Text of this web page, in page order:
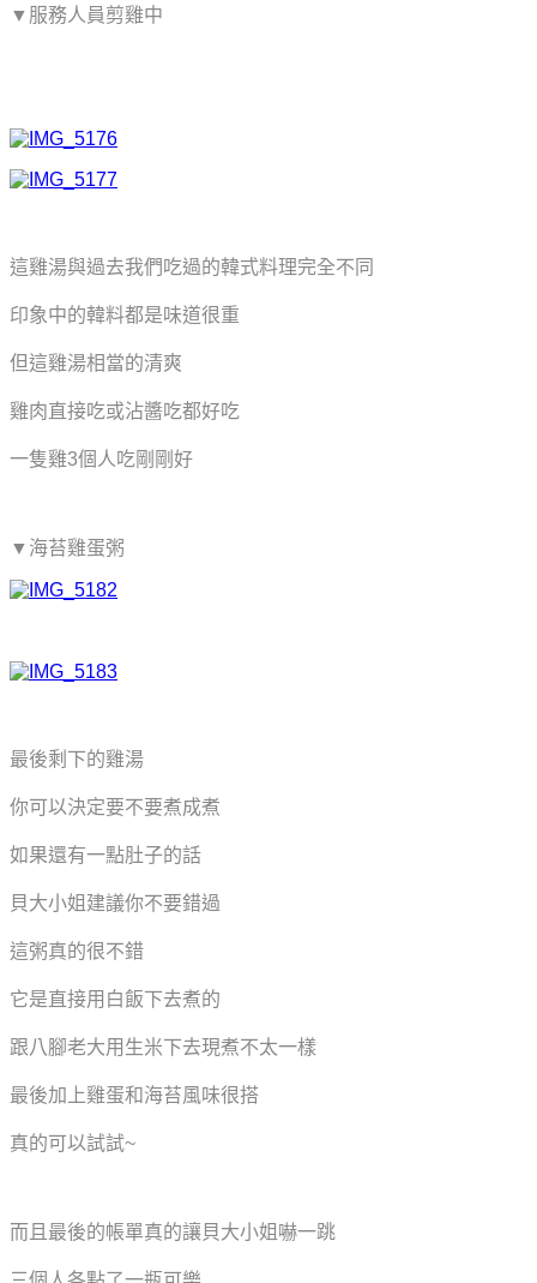
▼服務人員剪雞中
這雞湯與過去我們吃過的韓式料理完全不同
印象中的韓料都是味道很重
但這雞湯相當的清爽
雞肉直接吃或沾醬吃都好吃
一隻雞3個人吃剛剛好
▼海苔雞蛋粥
最後剩下的雞湯
你可以決定要不要煮成煮
如果還有一點肚子的話
貝大小姐建議你不要錯過
這粥真的很不錯
它是直接用白飯下去煮的
跟八腳老大用生米下去現煮不太一樣
最後加上雞蛋和海苔風味很搭
真的可以試試~
而且最後的帳單真的讓貝大小姐嚇一跳